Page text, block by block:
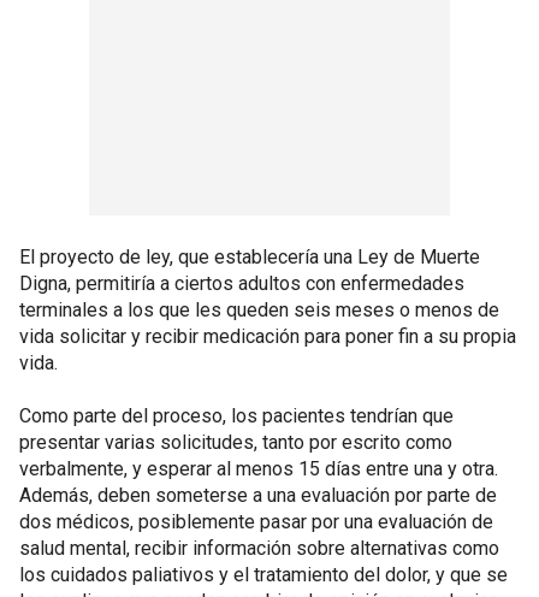
El proyecto de ley, que establecería una Ley de Muerte
Digna, permitiría a ciertos adultos con enfermedades
terminales a los que les queden seis meses o menos de
vida solicitar y recibir medicación para poner fin a su propia
vida.
Como parte del proceso, los pacientes tendrían que
presentar varias solicitudes, tanto por escrito como
verbalmente, y esperar al menos 15 días entre una y otra.
Además, deben someterse a una evaluación por parte de
dos médicos, posiblemente pasar por una evaluación de
salud mental, recibir información sobre alternativas como
los cuidados paliativos y el tratamiento del dolor, y que se